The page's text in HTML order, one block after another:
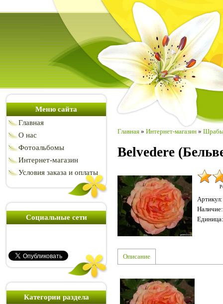
Меню сайта
Главная
О нас
Фотоальбомы
Интернет-магазин
Условия заказа и оплаты
Социальные сети
Категории раздела
Главная » Интернет-магазин »
Belvedere
Артикул:
Наличие:
Единица:
Описание